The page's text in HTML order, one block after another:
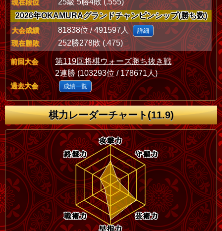
現在段位
25級 5勝4敗 (.555)
2026年OKAMURAグランドチャンピンシップ(勝ち数)
大会成績 81838位 / 491597人 詳細
現在勝敗 252勝278敗 (.475)
前回大会
第119回将棋ウォーズ勝ち抜き戦
2連勝 (103293位 / 178671人)
過去大会 成績一覧
棋力レーダーチャート(11.9)